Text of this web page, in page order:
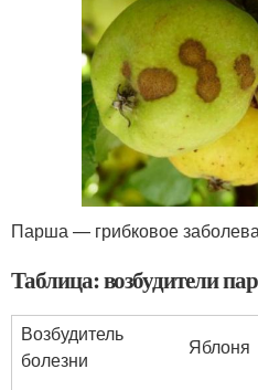
Парша — грибковое
Таблица: возбудители
Возбудитель
болезни
Яблоня